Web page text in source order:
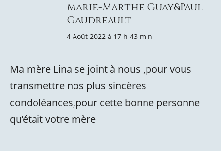
Marie-Marthe Guay&Paul
Gaudreault
4 Août 2022 à 17 h 43 min
Ma mère Lina se joint à nous ,pour vous
transmettre nos plus sincères
condoléances,pour cette bonne personne
qu’était votre mère